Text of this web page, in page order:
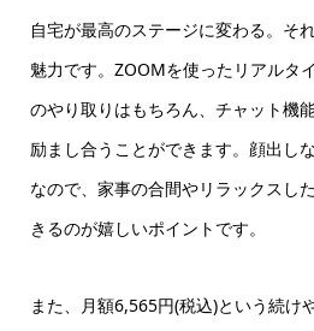
自宅が最高のステージに変わる。そ
魅力です。ZOOMを使ったリアルタ
のやり取りはもちろん、チャット機
励まし合うことができます。顔出し
なので、家事の合間やリラックスし
きるのが嬉しいポイントです。
また、月額6,565円(税込)という続け